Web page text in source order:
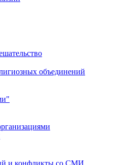
объединений